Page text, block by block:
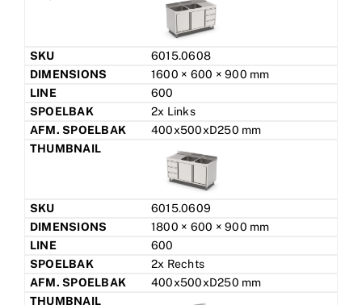
6015.0608
1600 × 600 × 900 mm
600
2x Links
400x500xD250 mm
6015.0609
1800 × 600 × 900 mm
600
2x Rechts
400x500xD250 mm